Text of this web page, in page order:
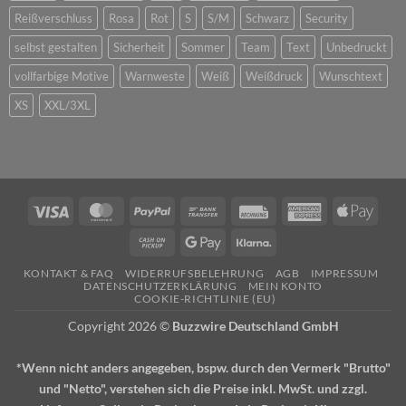
Reißverschluss
Rosa Rot S S/M Schwarz
Security
selbst gestalten
Sicherheit Sommer Team Text
Unbedruckt
vollfarbige Motive
Warnweste Weiß Weißdruck
Wunschtext
XS
XXL/3XL
Visa MasterCardPayPal
Bank
Rechung
AmericanApple
Cash
Pickup
Google
KONTAKT & FAQ WIDERRUFSBELEHRUNG AGB
IMPRESSUM
DATENSCHUTZERKLÄRUNG
MEIN KONTO
COOKIE-RICHTLINIE (EU)
Copyright 2026 © Buzzwire Deutschland GmbH
*Wenn nicht anders angegeben, bspw. durch den Vermerk "Brutto"
und "Netto", verstehen sich die Preise inkl. MwSt. und zzgl.